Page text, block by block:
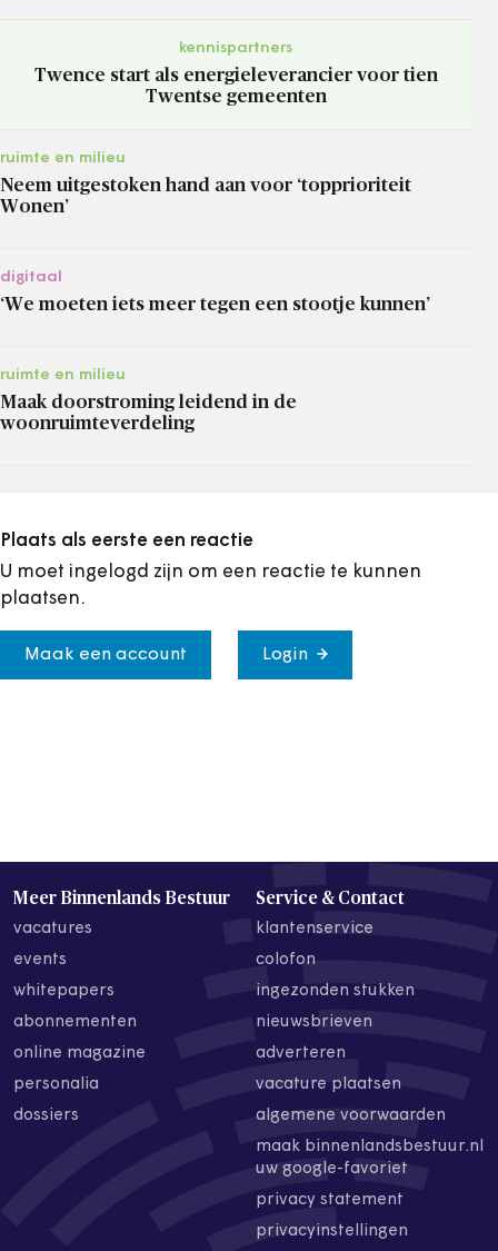
kennispartners
Twence start als energieleverancier voor tien
Twentse gemeenten
ruimte en milieu
Neem uitgestoken hand aan voor ‘topprioriteit
Wonen’
digitaal
‘We moeten iets meer tegen een stootje kunnen’
ruimte en milieu
Maak doorstroming leidend in de
woonruimteverdeling
Plaats als eerste een reactie
U moet ingelogd zijn om een reactie te kunnen
plaatsen.
Maak een account Login
Meer Binnenlands Bestuur
vacatures
events
whitepapers
abonnementen
online magazine
personalia
dossiers
Service & Contact
klantenservice
colofon
ingezonden stukken
nieuwsbrieven
adverteren
vacature plaatsen
algemene voorwaarden
maak binnenlandsbestuur.nl
uw google-favoriet
privacy statement
privacyinstellingen